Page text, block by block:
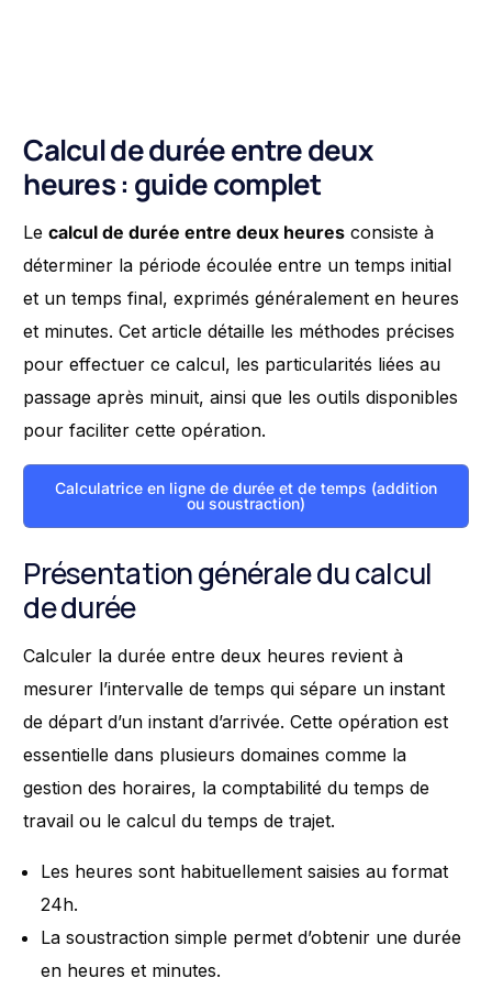
Calcul de durée entre deux
heures : guide complet
Lecalcul de durée entre deux heures consiste à
déterminer la période écoulée entre un temps initial
et un temps final, exprimés généralement en heures
et minutes. Cet article détaille les méthodes précises
pour effectuer ce calcul, les particularités liées au
passage après minuit, ainsi que les outils disponibles
pour faciliter cette opération.
Calculatrice en ligne de durée et de temps (addition
ou soustraction)
Présentation générale du calcul
de durée
Calculer la durée entre deux heures revient à
mesurer l’intervalle de temps qui sépare un instant
de départ d’un instant d’arrivée. Cette opération est
essentielle dans plusieurs domaines comme la
gestion des horaires, la comptabilité du temps de
travail ou le calcul du temps de trajet.
Les heures sont habituellement saisies au format
24h.
La soustraction simple permet d’obtenir une durée
en heures et minutes.